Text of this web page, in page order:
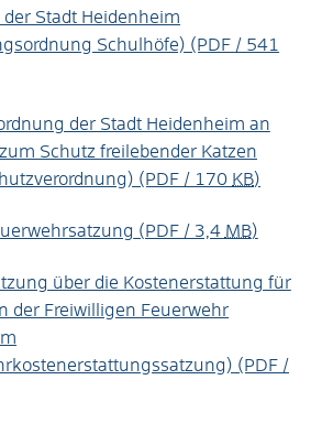
Stadt Heidenheim
Schulhöfe) (PDF / 541
der Stadt Heidenheim an
Schutz freilebender Katzen
(PDF / 170 KB)
(PDF / 3,4 MB)
über die Kostenerstattung für
der Freiwilligen Feuerwehr
(PDF /